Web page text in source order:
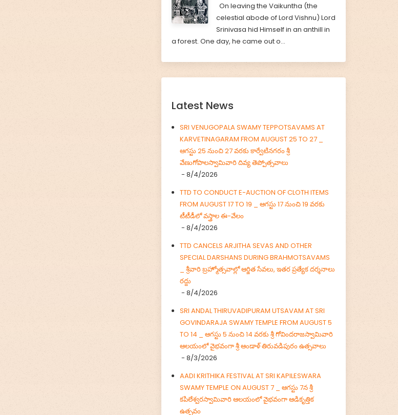
On leaving the Vaikuntha (the
celestial abode of Lord Vishnu) Lord
Srinivasa hid Himself in an anthill in
a forest. One day, he came out o...
Latest News
SRI VENUGOPALA SWAMY TEPPOTSAVAMS AT
KARVETINAGARAM FROM AUGUST 25 TO 27 _
ఆగస్టు 25 నుంచి 27 వరకు కార్వేటినగరం శ్రీ
వేణుగోపాలస్వామివారి దివ్య తెప్పోత్సవాలు
- 8/4/2026
TTD TO CONDUCT E-AUCTION OF CLOTH ITEMS
FROM AUGUST 17 TO 19 _ ఆగస్టు 17 నుంచి 19 వరకు
టీటీడీలో వస్త్రాల ఈ-వేలం
- 8/4/2026
TTD CANCELS ARJITHA SEVAS AND OTHER
SPECIAL DARSHANS DURING BRAHMOTSAVAMS
_ శ్రీవారి బ్రహ్మోత్సవాల్లో ఆర్జిత సేవలు, ఇతర ప్రత్యేక దర్శనాలు
రద్దు
- 8/4/2026
SRI ANDAL THIRUVADIPURAM UTSAVAM AT SRI
GOVINDARAJA SWAMY TEMPLE FROM AUGUST 5
TO 14 _ ఆగస్టు 5 నుంచి 14 వరకు శ్రీ గోవిందరాజస్వామివారి
ఆలయంలో వైభవంగా శ్రీ ఆండాళ్ తిరువడిపురం ఉత్సవాలు
- 8/3/2026
AADI KRITHIKA FESTIVAL AT SRI KAPILESWARA
SWAMY TEMPLE ON AUGUST 7 _ ఆగస్టు 7న శ్రీ
కపిలేశ్వరస్వామివారి ఆలయంలో వైభవంగా ఆడికృత్తిక
ఉత్సవం